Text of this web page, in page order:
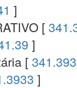
]
[
]
[ 341.393
]